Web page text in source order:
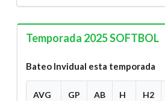
Temporada 2025 SOFTBOL
Bateo Invidual esta temporada
AVG GP AB H H2